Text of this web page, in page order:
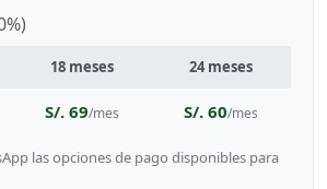
18 meses 24 meses
S/. 69/mes S/. 60/mes
las opciones de pago disponibles para